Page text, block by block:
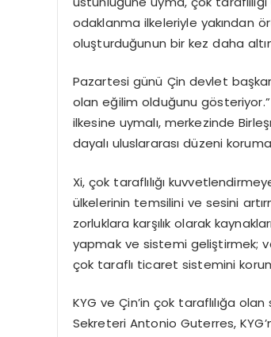
odaklanma ilkeleriyle yakından
oluşturduğunun bir kez daha
Pazartesi günü Çin devlet
olan eğilim olduğunu
ilkesine uymalı, merkezinde
dayalı uluslararası düzeni
Xi, çok taraflılığı
ülkelerinin temsilini ve sesini
zorluklara karşılık olarak
yapmak ve sistemi geliştirmek;
çok taraflı ticaret sistemini
KYG ve Çin’in çok taraflılığa
Sekreteri Antonio Guterres,